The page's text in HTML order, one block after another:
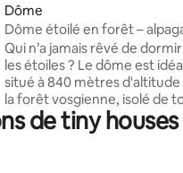
sur 5
Dôme
Dôme étoilé en forêt –
Gérardmer
Qui n’a jamais rêvé de
les étoiles ? Le dôme est
situé à 840 mètres
la forêt vosgienne, isolé de
pour un calme optimal. Posé
terrasse en bois, en contre
de tiny